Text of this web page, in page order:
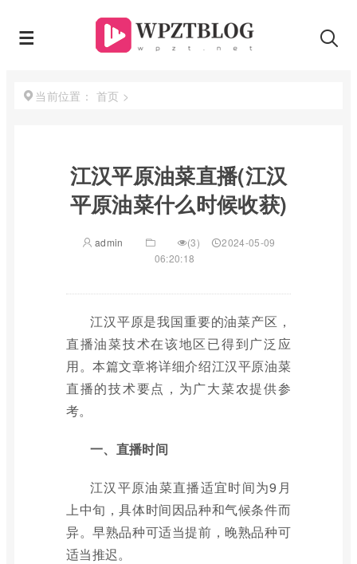
当前位置： 首页 >
江汉平原油菜直播(江汉
平原油菜什么时候收获)
admin (3)
2024-05-09
06:20:18
江汉平原是我国重要的油菜产区，
直播油菜技术在该地区已得到广泛应
用。本篇文章将详细介绍江汉平原油菜
直播的技术要点，为广大菜农提供参
考。
一、直播时间
江汉平原油菜直播适宜时间为9月
上中旬，具体时间因品种和气候条件而
异。早熟品种可适当提前，晚熟品种可
适当推迟。